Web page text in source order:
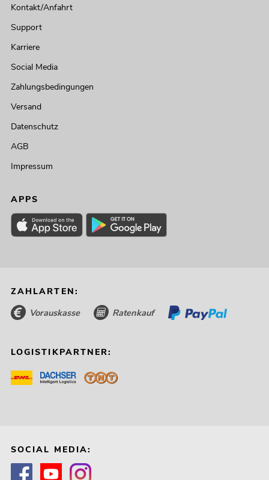
Kontakt/Anfahrt
Support
Karriere
Social Media
Zahlungsbedingungen
Versand
Datenschutz
AGB
Impressum
APPS
ZAHLARTEN:
Vorauskasse Ratenkauf
LOGISTIKPARTNER:
SOCIAL MEDIA: